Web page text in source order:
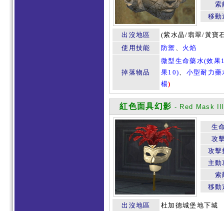
索
移動
出沒地區
(紫水晶/翡翠/黃寶
使用技能
防禦 、 火焰
掉落物品
微型生命藥水(效果
果10)、 小型耐力
楊)
紅色面具幻影 - Red Mask
生
攻
攻擊
主動
索
移動
出沒地區
杜加德城堡地下城